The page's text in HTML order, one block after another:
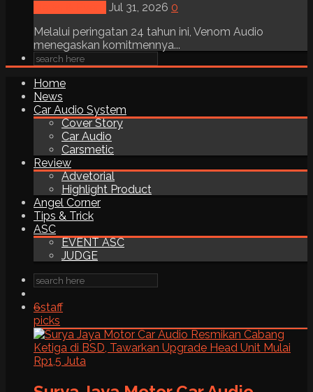
Jul 31, 2026 0
Melalui peringatan 24 tahun ini, Venom Audio
menegaskan komitmennya...
Home
News
Car Audio System
Cover Story
Car Audio
Carsmetic
Review
Advetorial
Highlight Product
Angel Corner
Tips & Trick
ASC
EVENT ASC
JUDGE
6staff
picks